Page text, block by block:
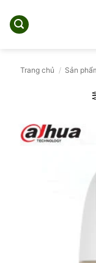
qua
Trang chủ / Sản